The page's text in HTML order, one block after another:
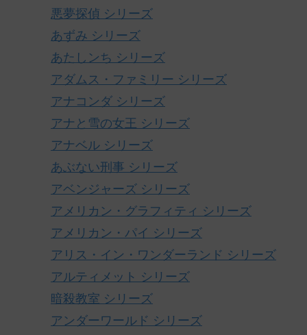
悪夢探偵 シリーズ
あずみ シリーズ
あたしンち シリーズ
アダムス・ファミリー シリーズ
アナコンダ シリーズ
アナと雪の女王 シリーズ
アナベル シリーズ
あぶない刑事 シリーズ
アベンジャーズ シリーズ
アメリカン・グラフィティ シリーズ
アメリカン・パイ シリーズ
アリス・イン・ワンダーランド シリーズ
アルティメット シリーズ
暗殺教室 シリーズ
アンダーワールド シリーズ